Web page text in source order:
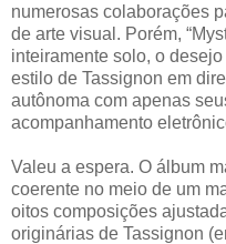
numerosas colaborações
de arte visual. Porém,
inteiramente solo, o
estilo de Tassignon em
autônoma com apenas
acompanhamento
Valeu a espera. O álbum
coerente no meio de um
oitos composições
originárias de Tassignon